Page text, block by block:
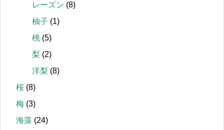
レーズン (8)
柚子 (1)
桃 (5)
梨 (2)
洋梨 (8)
桜 (8)
梅 (3)
海藻 (24)